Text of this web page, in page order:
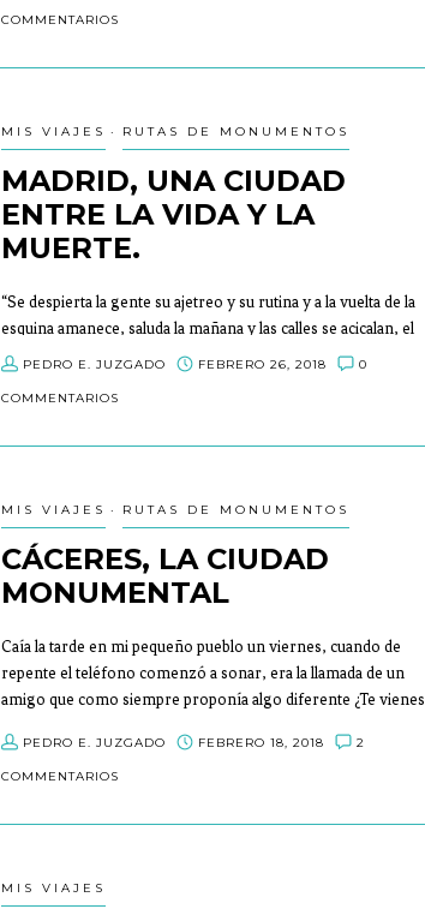
eso exactamente es lo que me ocurría a mí con Itálica.
COMMENTARIOS
MIS VIAJES RUTAS DE MONUMENTOS
MADRID, UNA CIUDAD
ENTRE LA VIDA Y LA
MUERTE.
“Se despierta la gente su ajetreo y su rutina y a la vuelta de la
esquina amanece, saluda la mañana y las calles se acicalan, el
trasiego de la vida nos ofrece avenidas invadidas por motores
percance, otro borde, otra obra y otro ¿dónde coño aparco?
PEDRO E. JUZGADO FEBRERO 26, 2018 0
COMMENTARIOS
MIS VIAJES RUTAS DE MONUMENTOS
CÁCERES, LA CIUDAD
MONUMENTAL
Caía la tarde en mi pequeño pueblo un viernes, cuando de
repente el teléfono comenzó a sonar, era la llamada de un
amigo que como siempre proponía algo diferente ¿Te vienes
fue Sí.
PEDRO E. JUZGADO FEBRERO 18, 2018 2
COMMENTARIOS
MIS VIAJES